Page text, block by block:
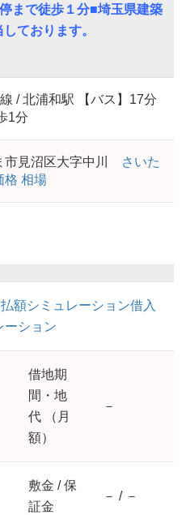
まで徒歩１分■埼玉県建築
ております。
/ 北浦和駅 【バス】17分
1分
市見沼区大字中川
さいた
格 相場
額シミュレーション借入
ーション
借地期
間・地
代 （月
額）
－
敷金 / 保
証金
－ / －